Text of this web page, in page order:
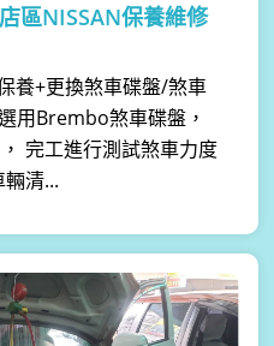
區NISSAN保養維修
養+更換煞車碟盤/煞車
用Brembo煞車碟盤，
完工進行測試煞車力度
清...